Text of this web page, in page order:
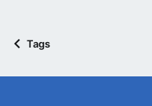
Tags